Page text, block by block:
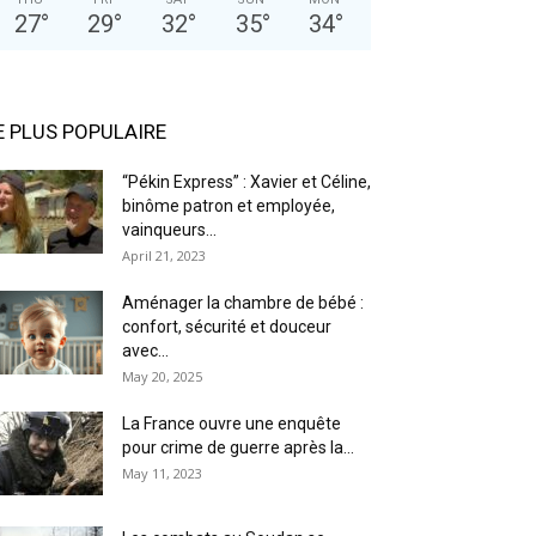
27° 29° 32° 35° 34°
PLUS POPULAIRE
“Pékin Express” : Xavier et Céline,
binôme patron et employée,
vainqueurs...
April 21, 2023
Aménager la chambre de bébé :
confort, sécurité et douceur
avec...
May 20, 2025
La France ouvre une enquête
pour crime de guerre après la...
May 11, 2023